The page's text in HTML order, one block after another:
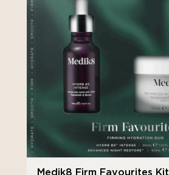
Medik8 Firm Favourites Kit